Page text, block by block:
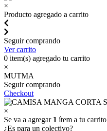
×
Producto agregado a carrito
Seguir comprando
Ver carrito
0 item(s) agregado tu carrito
×
MUTMA
Seguir comprando
Checkout
×
Se va a agregar 1 ítem a tu carrito
¿Es para un colectivo?